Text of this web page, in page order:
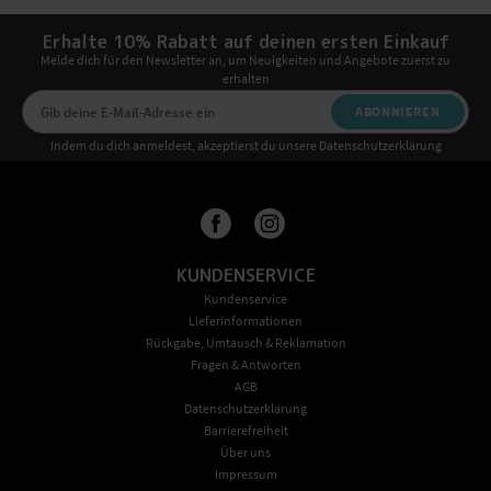
Erhalte 10% Rabatt auf deinen ersten Einkauf
Melde dich für den Newsletter an, um Neuigkeiten und Angebote zuerst zu
erhalten
ABONNIEREN
Indem du dich anmeldest, akzeptierst du unsere Datenschutzerklärung
KUNDENSERVICE
Kundenservice
Lieferinformationen
Rückgabe, Umtausch & Reklamation
Fragen & Antworten
AGB
Datenschutzerklärung
Barrierefreiheit
Über uns
Impressum